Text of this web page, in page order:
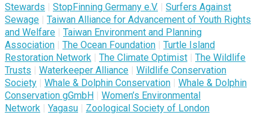
Stewards
StopFinning Germany e.V.
Surfers Against
Sewage
Taiwan Alliance for Advancement of Youth Rights
and Welfare
Taiwan Environment and Planning
Association
The Ocean Foundation
Turtle Island
Restoration Network
The Climate Optimist
The Wildlife
Trusts
Waterkeeper Alliance
Wildlife Conservation
Society
Whale & Dolphin Conservation
Whale & Dolphin
Conservation gGmbH
Women’s Environmental
Network
Yagasu
Zoological Society of London